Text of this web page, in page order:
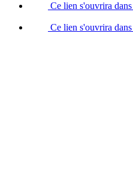
Ce lien s'ouvrira
Ce lien s'ouvrira